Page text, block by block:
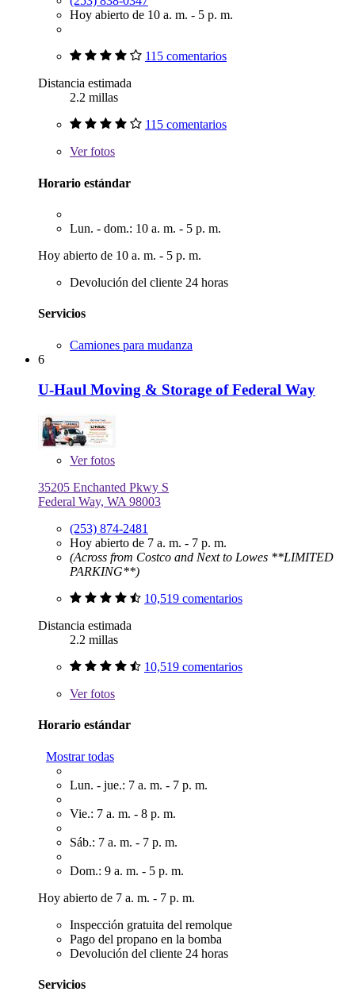
Hoy abierto de 10 a. m. - 5 p. m.
115 comentarios
Distancia estimada
2.2 millas
115 comentarios
Verfotos
Horario estándar
Lun. - dom.: 10 a. m. - 5 p. m.
Hoy abierto de 10 a. m. - 5 p. m.
Devolución del cliente 24 horas
Servicios
Camiones para mudanza
6
U-Haul Moving & Storage of Federal Way
Verfotos
35205 Enchanted Pkwy S
Federal Way, WA 98003
(253) 874-2481
Hoy abierto de 7 a. m. - 7 p. m.
(Across from Costco and Next to Lowes **LIMITED
PARKING**)
10,519 comentarios
Distancia estimada
2.2 millas
10,519 comentarios
Verfotos
Horario estándar
Mostrar todas
Lun. - jue.: 7 a. m. - 7 p. m.
Vie.: 7 a. m. - 8 p. m.
Sáb.: 7 a. m. - 7 p. m.
Dom.: 9 a. m. - 5 p. m.
Hoy abierto de 7 a. m. - 7 p. m.
Inspección gratuita del remolque
Pago del propano en la bomba
Devolución del cliente 24 horas
Servicios